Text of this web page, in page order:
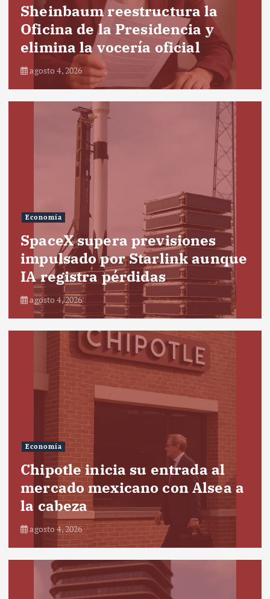
Sheinbaum reestructura la
Oficina de la Presidencia y
elimina la vocería oficial
agosto 4, 2026
Economía
SpaceX supera previsiones
impulsado por Starlink aunque
IA registra pérdidas
agosto 4, 2026
Economía
Chipotle inicia su entrada al
mercado mexicano con Alsea a
la cabeza
agosto 4, 2026